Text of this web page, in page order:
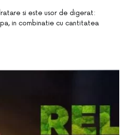
si este usor de digerat:
in combinatie cu cantitatea